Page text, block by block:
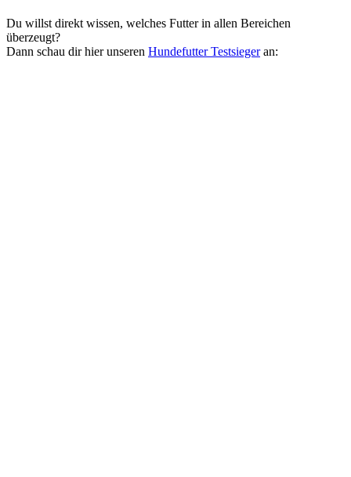
Du willst direkt wissen, welches Futter in allen Bereichen
überzeugt?
Dann schau dir hier unseren Hundefutter Testsiegeran: